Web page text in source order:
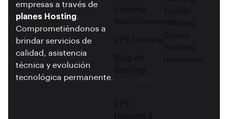
empresas a través de
planes Hosting
Comprometiéndonos a
brindar servicios de
calidad, asistencia
técnica y evolución
tecnológica permanente.